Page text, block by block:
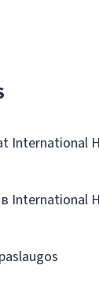
International
International